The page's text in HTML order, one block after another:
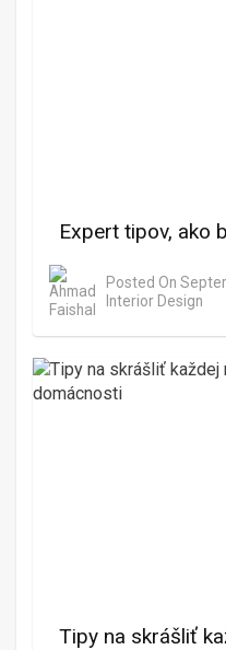
Expert tipov, ako
Posted On
Interior Design
Tipy na skrášliť